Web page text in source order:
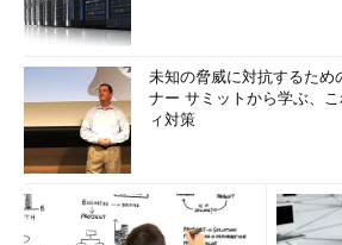
Datadog
未知の脅威に対抗するた
ナー サミットから学ぶ、
ィ対策